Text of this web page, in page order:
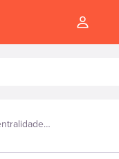
A centralidade do mistério pascal nas celebrações litúrgicas – E-book